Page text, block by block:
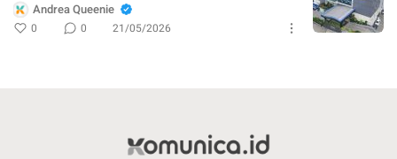
Andrea Queenie
0 0 21/05/2026